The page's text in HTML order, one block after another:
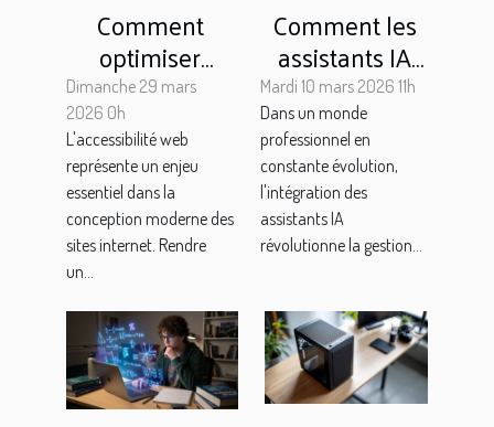
Comment
optimiser
l'accessibilité
de votre site
web pour tous
les utilisateurs
?
Dimanche 29 mars
2026 0h
L'accessibilité web
représente un enjeu
essentiel dans la
conception moderne des
sites internet. Rendre
un...
Comment les
assistants IA
transforment-
ils le quotidien
des entreprises
?
Mardi 10 mars 2026 11h
Dans un monde
professionnel en
constante évolution,
l'intégration des
assistants IA
révolutionne la gestion...